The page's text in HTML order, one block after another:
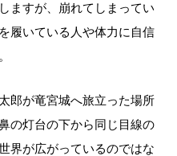
ますが、崩れてしまってい
履いている人や体力に自信
郎が竜宮城へ旅立った場所
の灯台の下から同じ目線の
界が広がっているのではな